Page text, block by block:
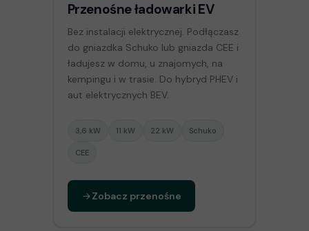
Przenośne ładowarki EV
Bez instalacji elektrycznej. Podłączasz
do gniazdka Schuko lub gniazda CEE i
ładujesz w domu, u znajomych, na
kempingu i w trasie. Do hybryd PHEV i
aut elektrycznych BEV.
3,6 kW 11 kW 22 kW Schuko
CEE
Zobacz przenośne